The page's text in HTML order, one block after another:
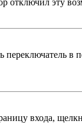
отключил эту
в
входа,